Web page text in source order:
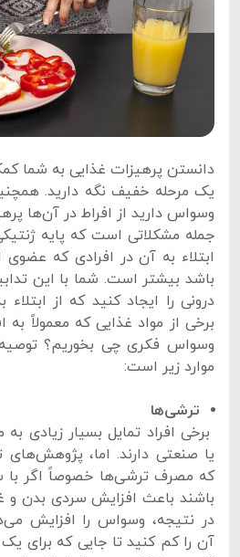
دانستن پرهیزات غذایی به شما
یک مرحله خفیف نگه دارید.
وسواس دارید از افراط در آن‌ها
جمله مشکلاتی است که پایه ژنتیکی
ابتلاء به آن در افرادی که عضوی
باشد بیشتر است. شما با این
درونی را ایجاد کنید که از
برخی از مواد غذایی که معمولاً به
وسواس فکری چی بخوریم؟
موارد زیر است:
ترشی‌ها
برخی افراد تمایل بسیار زیادی
یا صنعتی دارند. اما،
که مصرف ترشی‌ها خصوصاً اگر با
باشند باعث افزایش سردی بدن و
در نتیجه، وسواس را افزایش